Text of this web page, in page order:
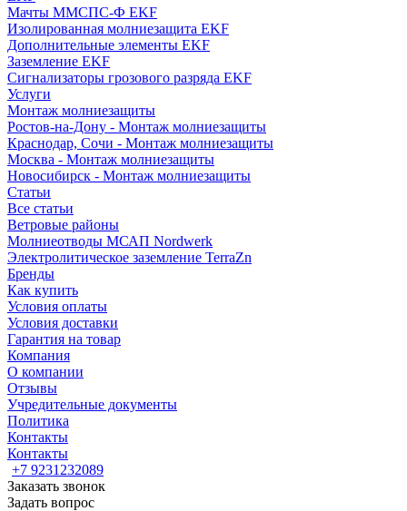
Мачты ММСПС-Ф EKF
Изолированная молниезащита EKF
Дополнительные элементы EKF
Заземление EKF
Сигнализаторы грозового разряда EKF
Услуги
Монтаж молниезащиты
Ростов-на-Дону - Монтаж молниезащиты
Краснодар, Сочи - Монтаж молниезащиты
Москва - Монтаж молниезащиты
Новосибирск - Монтаж молниезащиты
Статьи
Все статьи
Ветровые районы
Молниеотводы МСАП Nordwerk
Электролитическое заземление TerraZn
Бренды
Как купить
Условия оплаты
Условия доставки
Гарантия на товар
Компания
О компании
Отзывы
Учредительные документы
Политика
Контакты
Контакты
+7 9231232089
Заказать звонок
Задать вопрос